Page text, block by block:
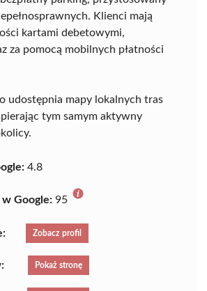
Klienci mają
kartami debetowymi,
za pomocą mobilnych płatności
udostępnia mapy lokalnych tras
tym samym aktywny
4.8
w Google: 95
Zobacz profil
Pokaż stronę